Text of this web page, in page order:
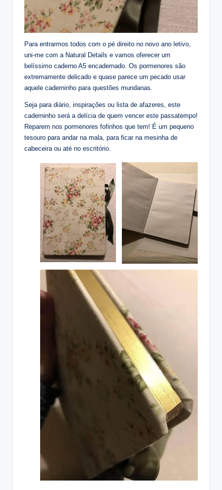
Para entrarmos todos com o pé direito no novo ano letivo,
uni-me com a Natural Details e vamos oferecer um
belíssimo caderno A5 encadernado. Os pormenores são
extremamente delicado e quase parece um pecado usar
aquele caderninho para questões mundanas.
Seja para diário, inspirações ou lista de afazeres, este
caderninho será a delícia de quem vencer este passatempo!
Reparem nos pormenores fofinhos que tem! É um pequeno
tesouro para andar na mala, para ficar na mesinha de
cabeceira ou até no escritório.